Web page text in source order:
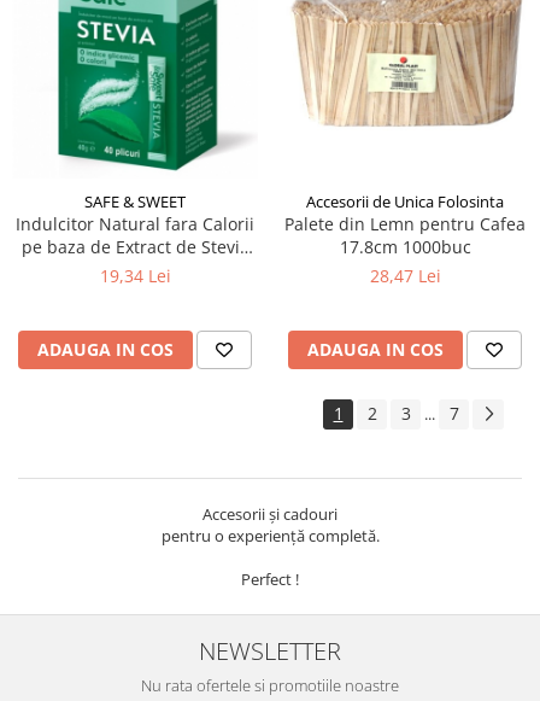
SAFE & SWEET
Indulcitor Natural fara Calorii
pe baza de Extract de Stevia
SAFE & SWEET 40Plicuri
19,34 Lei
ADAUGA IN COS
Accesorii de Unica Folosinta
Palete din Lemn pentru Cafea
17.8cm 1000buc
28,47 Lei
ADAUGA IN COS
1 2 3 ... 7
Accesorii și cadouri
pentru o experiență completă.
Perfect !
NEWSLETTER
Nu rata ofertele si promotiile noastre